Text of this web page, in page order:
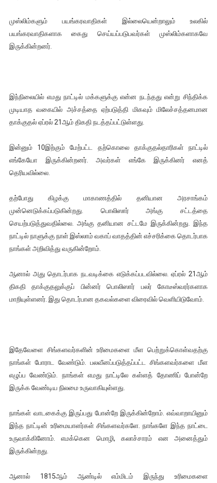
முஸ்லிம்களும் பயங்கரவாதிகள் இல்லையென்றாலும் உலகில்
பயங்கரவாதிகளாக கைது செய்யப்படுபவர்கள் முஸ்லிம்களாகவே
இருக்கின்றனர்.
இந்நிலையில் எமது நாட்டில் மக்களுக்கு என்ன நடந்தது என்று சிந்திக்க
முடியாத வகையில் அச்சத்தை ஏற்படுத்தி மிகவும் மிலேச்சத்தனமான
தாக்குதல் ஏப்ரல் 21ஆம் திகதி நடத்தப்பட்டுள்ளது.
இன்னும் 10இற்கும் மேற்பட்ட தற்கொலை தாக்குதல்தாரிகள் நாட்டில்
எங்கேயோ இருக்கின்றனர். அவர்கள் எங்கே இருக்கினர் எனத்
தெரியவில்லை.
தற்போது கிழக்கு மாகாணத்தில் தனியான அரசாங்கம்
முன்னெடுக்கப்படுகின்றது. பொலிஸார் அங்கு சட்டத்தை
செயற்படுத்துவதில்லை. அங்கு தனியான சட்டமே இருக்கின்றது. இந்த
நாட்டில் நாளுக்கு நாள் இஸ்லாம் வகாப் வாதத்தின் எச்சரிக்கை தொடர்பாக
நாங்கள் அறிவித்து வருகின்றோம்.
ஆனால் அது தொடர்பாக நடவடிக்கை எடுக்கப்படவில்லை. ஏப்ரல் 21ஆம்
திகதி தாக்குதலுக்குப் பின்னர் பொலிஸார் பலர் கோடீஸ்வரர்களாக
மாறியுள்ளனர். இது தொடர்பான தகவல்களை விரைவில் வெளியிடுவோம்.
இதேவேளை சிங்களவர்களின் உரிமைகளை மீள பெற்றுக்கொள்வதற்கு
நாங்கள் போராட வேண்டும். பலவீனப்படுத்தப்பட்ட சிங்களவர்களை மீள
எழுப்ப வேண்டும். நாங்கள் எமது நாட்டிலே கள்ளத் தோணிப் போன்றே
இருக்க வேண்டிய நிலமை உருவாகியுள்ளது.
நாங்கள் வாடகைக்கு இருப்பது போன்றே இருக்கின்றோம். எவ்வாறாயினும்
இந்த நாட்டின் உரிமையாளர்கள் சிங்களவர்களே. நாங்களே இந்த நாட்டை
உருவாக்கினோம். எமக்கென மொழி, கலாச்சாரம் என அனைத்தும்
இருக்கின்றது.
ஆனால் 1815ஆம் ஆண்டில் எம்மிடம் இருந்து உரிமைகளை